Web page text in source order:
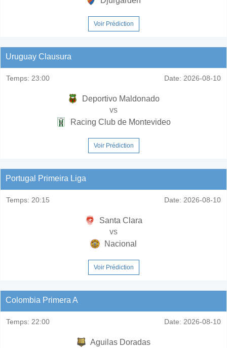
Voir Prédiction
Uruguay Clausura
Temps: 23:00 Date: 2026-08-10
Deportivo Maldonado
vs
Racing Club de Montevideo
Voir Prédiction
Portugal Primeira Liga
Temps: 20:15 Date: 2026-08-10
Santa Clara
vs
Nacional
Voir Prédiction
Colombia Primera A
Temps: 22:00 Date: 2026-08-10
Aguilas Doradas